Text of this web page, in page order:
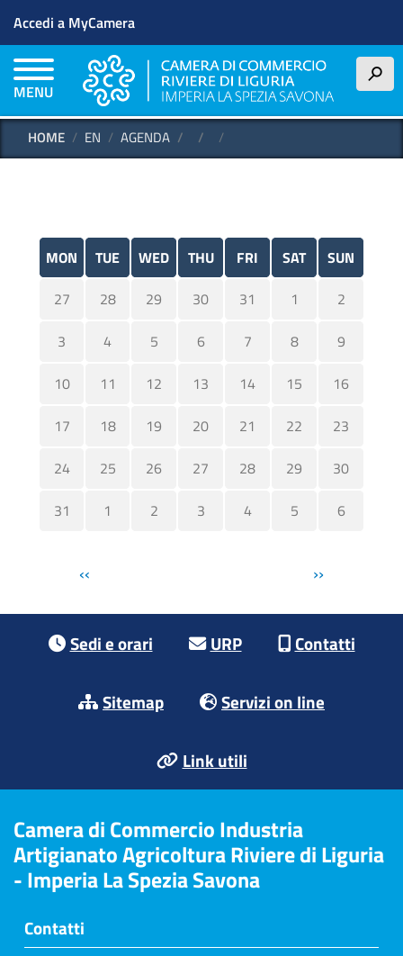
Menu profilo utente
Accedi a MyCamera
MENU
h
HOME EN AGENDA
MON TUE WED THU FRI SAT
SUN
27
28 29 30 31 1
2
3
4 5 6 7 8
9
10
11 12 13 14 15
16
17
18 19 20 21 22
23
24
25 26 27 28 29
30
31
1 2 3 4 5 6
‹‹ ››
Sedi e orari URP Contatti
Sitemap Servizi on line
Link utili
Camera di Commercio Industria
Artigianato Agricoltura Riviere di Liguria
- Imperia La Spezia Savona
Contatti